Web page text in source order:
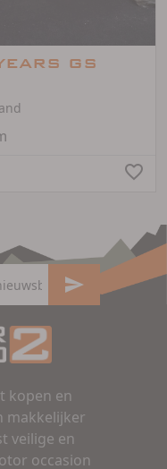
GS
kopen en
makkelijker
veilige en
occasion